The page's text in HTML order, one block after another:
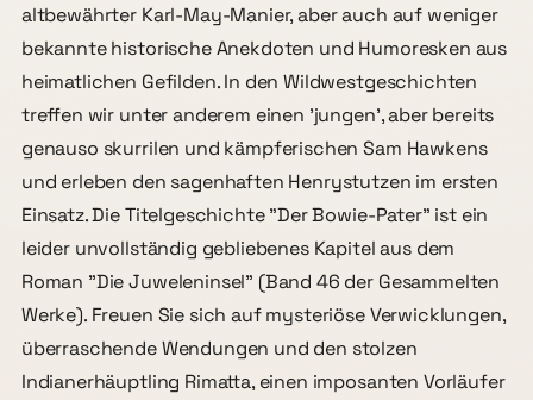
altbewährter Karl-May-Manier, aber auch auf weniger
bekannte historische Anekdoten und Humoresken aus
heimatlichen Gefilden. In den Wildwestgeschichten
treffen wir unter anderem einen 'jungen', aber bereits
genauso skurrilen und kämpferischen Sam Hawkens
und erleben den sagenhaften Henrystutzen im ersten
Einsatz. Die Titelgeschichte "Der Bowie-Pater" ist ein
leider unvollständig gebliebenes Kapitel aus dem
Roman "Die Juweleninsel" (Band 46 der Gesammelten
Werke). Freuen Sie sich auf mysteriöse Verwicklungen,
überraschende Wendungen und den stolzen
Indianerhäuptling Rimatta, einen imposanten Vorläufer